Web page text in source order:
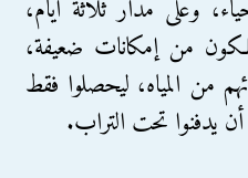
وعلى مدار ثلاثة أيام،
من إمكانات ضعيفة،
من المياه، ليحصلوا فقط
يدفنوا تحت التراب.